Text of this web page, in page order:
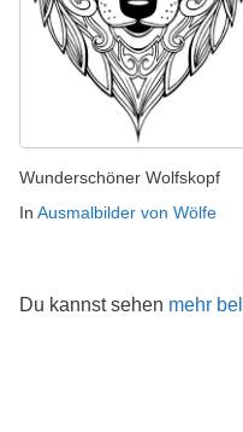
Wunderschöner Wolfskopf
In Ausmalbilder von Wölfe
Du kannst sehen mehr